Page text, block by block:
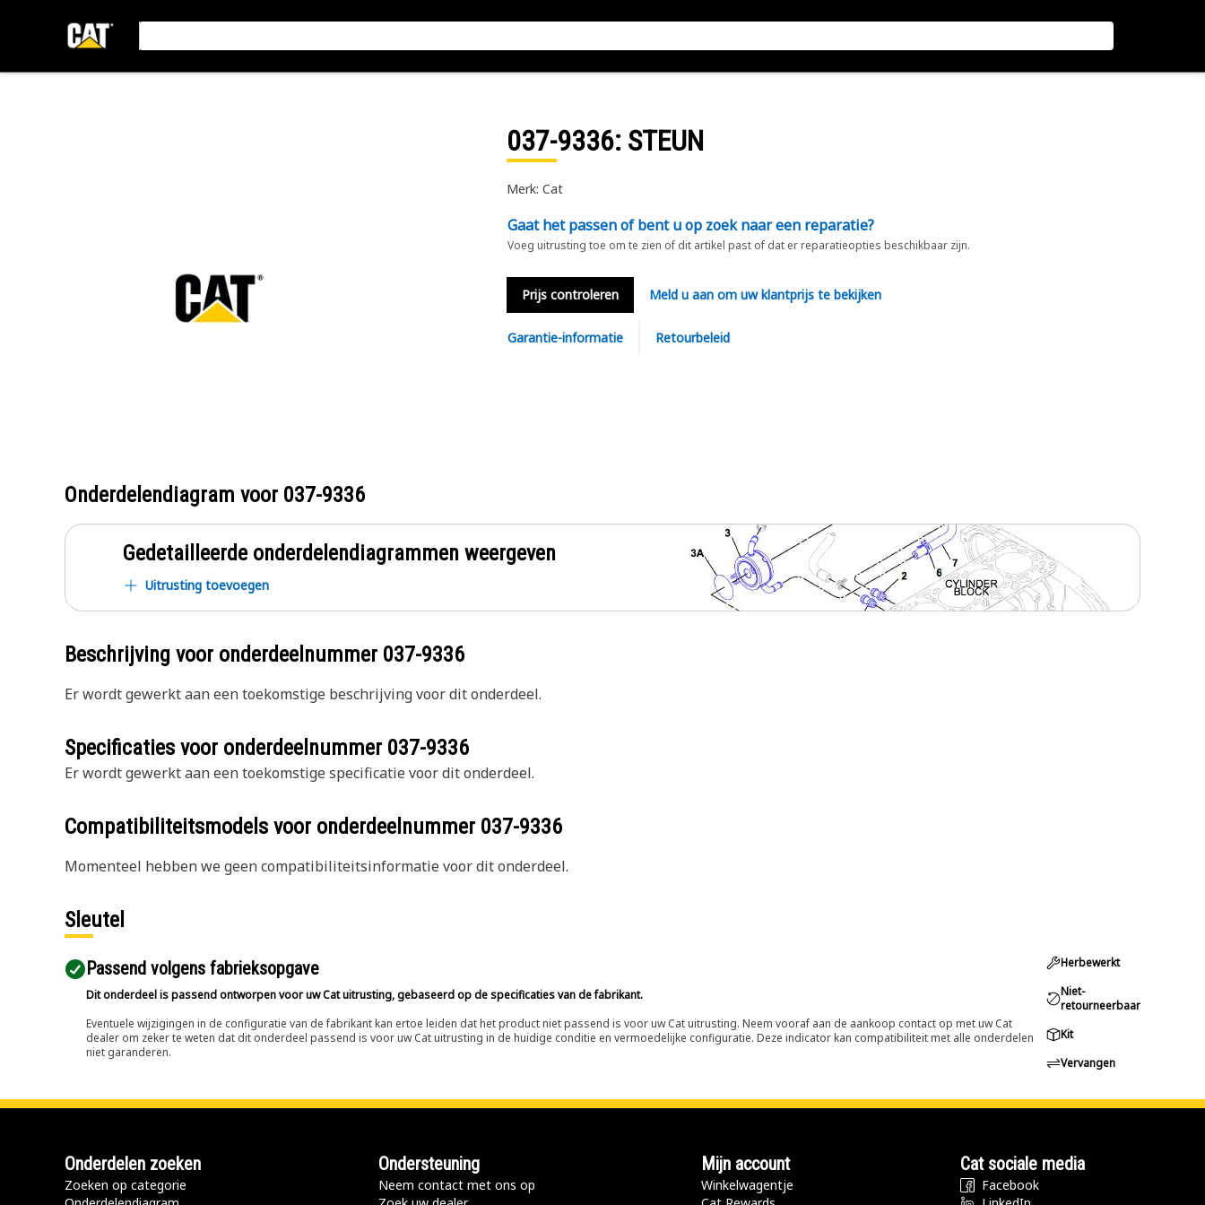
037-9336: STEUN
Merk: Cat
Gaat het passen of bent u op zoek naar een reparatie?
Voeg uitrusting toe om te zien of dit artikel past of dat er reparatieopties beschikbaar zijn.
Prijs controleren Meld u aan om uw klantprijs te bekijken
Garantie-informatie Retourbeleid
Onderdelendiagram voor 037-9336
Gedetailleerde onderdelendiagrammen weergeven
Uitrusting toevoegen
Beschrijving voor onderdeelnummer 037-9336
Er wordt gewerkt aan een toekomstige beschrijving voor dit onderdeel.
Specificaties voor onderdeelnummer 037-9336
Er wordt gewerkt aan een toekomstige specificatie voor dit onderdeel.
Compatibiliteitsmodels voor onderdeelnummer 037-9336
Momenteel hebben we geen compatibiliteitsinformatie voor dit onderdeel.
Sleutel
Passend volgens fabrieksopgave
Dit onderdeel is passend ontworpen voor uw Cat uitrusting, gebaseerd op de specificaties van de fabrikant.
Eventuele wijzigingen in de configuratie van de fabrikant kan ertoe leiden dat het product niet passend is voor uw Cat uitrusting. Neem vooraf aan de aankoop contact op met uw Cat
dealer om zeker te weten dat dit onderdeel passend is voor uw Cat uitrusting in de huidige conditie en vermoedelijke configuratie. Deze indicator kan compatibiliteit met alle onderdelen
niet garanderen.
Herbewerkt
Niet-
retourneerbaar
Kit
Vervangen
Onderdelen zoeken
Zoeken op categorie
Ondersteuning
Neem contact met ons op
Mijn account
Winkelwagentje
Cat sociale media
Facebook